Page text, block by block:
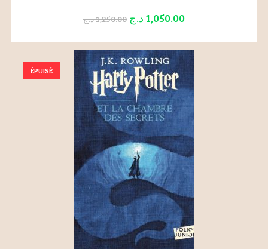
1,250.00د.ج 1,050.00 د.ج
ÉPUISÉ